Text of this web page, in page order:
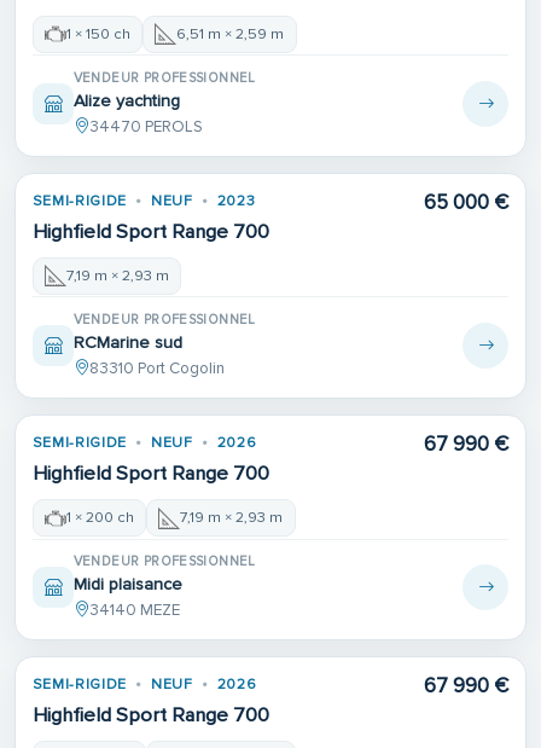
1 × 150 ch 6,51 m × 2,59 m
VENDEUR PROFESSIONNEL
Alize yachting
34470 PEROLS
SEMI-RIGIDE NEUF 2023
Highfield Sport Range 700
65 000 €
7,19 m × 2,93 m
VENDEUR PROFESSIONNEL
RCMarine sud
83310 Port Cogolin
SEMI-RIGIDE NEUF 2026
Highfield Sport Range 700
67 990 €
1 × 200 ch 7,19 m × 2,93 m
VENDEUR PROFESSIONNEL
Midi plaisance
34140 MEZE
SEMI-RIGIDE NEUF 2026
Highfield Sport Range 700
67 990 €